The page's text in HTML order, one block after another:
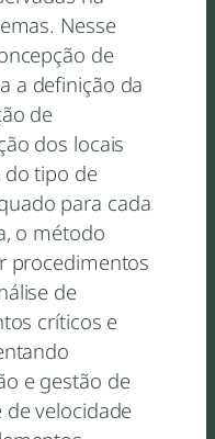
Nesse
de
a definição da
de
dos locais
do tipo de
para cada
o método
procedimentos
de
críticos e
e gestão de
velocidade